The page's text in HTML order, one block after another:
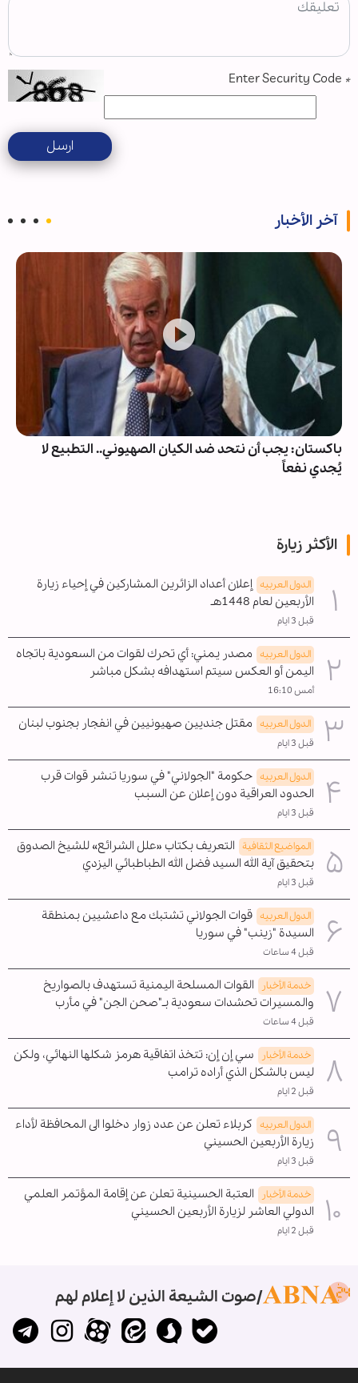
*
ارسل
آخر الأخبار
باكستان: يجب أن نتحد ضد الكيان الصهيوني.. التطبيع لا
يُجدي نفعاً
الأكثر زيارة
الدول العربیه إعلان أعداد الزائرين المشاركين في إحياء زيارة
الأربعين لعام 1448هـ
قبل 3 ايام
الدول العربیه مصدر يمني: أي تحرك لقوات من السعودية باتجاه
اليمن أو العكس سيتم استهدافه بشكل مباشر
أمس 16:10
الدول العربیه مقتل جنديين صهيونيين في انفجار بجنوب لبنان
قبل 3 ايام
الدول العربیه حكومة "الجولاني" في سوريا تنشر قوات قرب
الحدود العراقية دون إعلان عن السبب
قبل 3 ايام
المواضیع الثقافية التعريف بكتاب «علل الشرائع» للشيخ الصدوق
بتحقيق آية الله السيد فضل الله الطباطبائي اليزدي
قبل 3 ايام
الدول العربیه قوات الجولاني تشتبك مع داعشيين بمنطقة
السيدة "زينب" في سوريا
قبل 4 ساعات
خدمة الأخبار
القوات المسلحة اليمنية تستهدف بالصواريخ
والمسيرات تحشدات سعودية بـ"صحن الجن" في مأرب
قبل 4 ساعات
خدمة الأخبار
سي إن إن: تتخذ اتفاقية هرمز شكلها النهائي، ولكن
ليس بالشكل الذي أراده ترامب
قبل 2 ايام
الدول العربیه كربلاء تعلن عن عدد زوار دخلوا الى المحافظة لأداء
زيارة الأربعين الحسيني
قبل 3 ايام
خدمة الأخبار
العتبة الحسينية تعلن عن إقامة المؤتمر العلمي
الدولي العاشر لزيارة الأربعين الحسيني
قبل 2 ايام
صوت الشيعة الذين لا إعلام لهم